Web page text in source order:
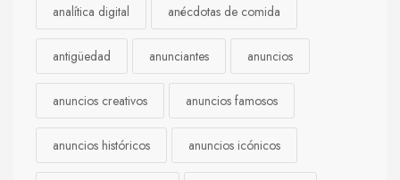
analítica digital anécdotas de comida
antigüedad anunciantes anuncios
anuncios creativos anuncios famosos
anuncios históricos anuncios icónicos